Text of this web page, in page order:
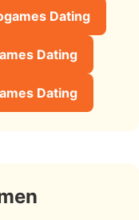
Dating
Dating
Dating